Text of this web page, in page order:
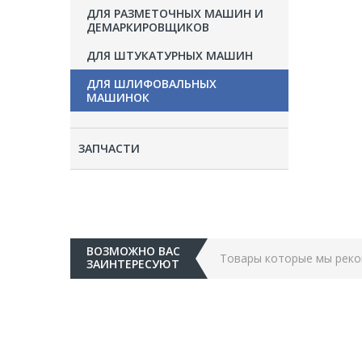
ДЛЯ РАЗМЕТОЧНЫХ МАШИН И
ДЕМАРКИРОВЩИКОВ
ДЛЯ ШТУКАТУРНЫХ МАШИН
ДЛЯ ШЛИФОВАЛЬНЫХ
МАШИНОК
ЗАПЧАСТИ
ВОЗМОЖНО ВАС
ЗАИНТЕРЕСУЮТ
Товары которые мы